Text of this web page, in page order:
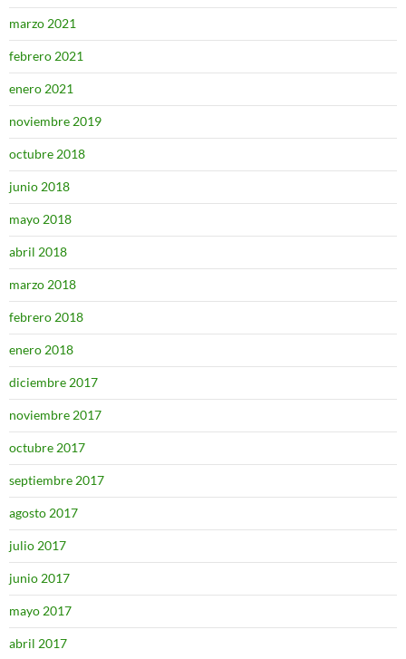
marzo 2021
febrero 2021
enero 2021
noviembre 2019
octubre 2018
junio 2018
mayo 2018
abril 2018
marzo 2018
febrero 2018
enero 2018
diciembre 2017
noviembre 2017
octubre 2017
septiembre 2017
agosto 2017
julio 2017
junio 2017
mayo 2017
abril 2017